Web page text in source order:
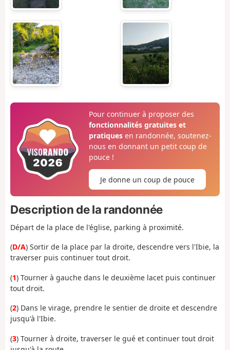
Pour continuer à proposer des
fonctionnalités gratuites et
pratiquesen randonnée, soutenez-
nous en donnant un petit coup de
pouce !
Je donne un coup de pouce
Description de la randonnée
Départ de la place de l'église, parking à proximité.
(D/A) Sortir de la place par la droite, descendre vers l'Ibie, la
traverser puis continuer tout droit.
(1) Tourner à gauche dans le deuxième lacet puis continuer
tout droit.
(2) Dans le virage, prendre le sentier de droite et descendre
jusqu'à l'Ibie.
(3) Tourner à droite, traverser le gué et continuer tout droit